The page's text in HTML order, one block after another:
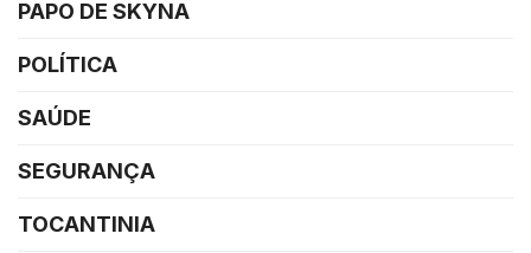
PAPO DE SKYNA
POLÍTICA
SAÚDE
SEGURANÇA
TOCANTINIA